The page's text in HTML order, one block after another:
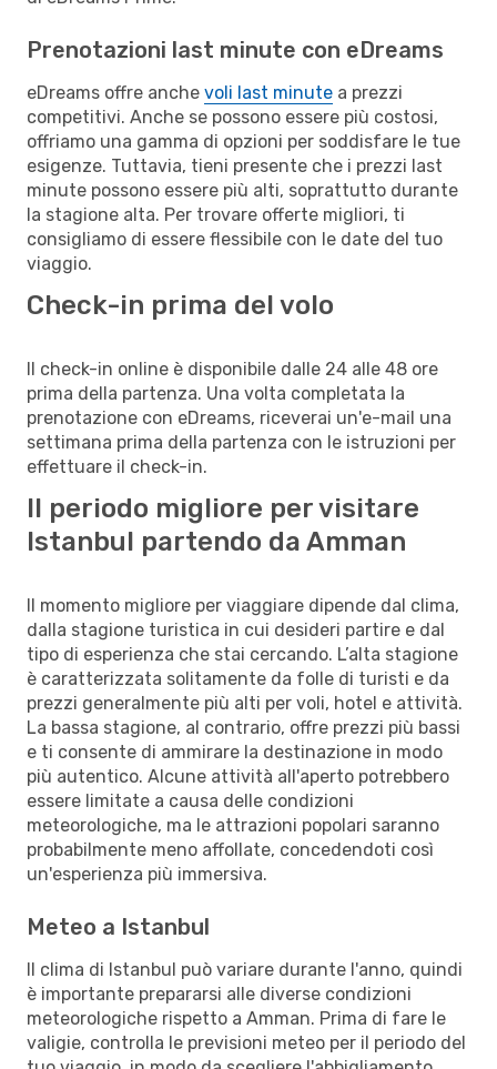
Prenotazioni last minute con eDreams
eDreams offre anche voli last minute a prezzi
competitivi. Anche se possono essere più costosi,
offriamo una gamma di opzioni per soddisfare le tue
esigenze. Tuttavia, tieni presente che i prezzi last
minute possono essere più alti, soprattutto durante
la stagione alta. Per trovare offerte migliori, ti
consigliamo di essere flessibile con le date del tuo
viaggio.
Check-in prima del volo
Il check-in online è disponibile dalle 24 alle 48 ore
prima della partenza. Una volta completata la
prenotazione con eDreams, riceverai un'e-mail una
settimana prima della partenza con le istruzioni per
effettuare il check-in.
Il periodo migliore per visitare
Istanbul partendo da Amman
Il momento migliore per viaggiare dipende dal clima,
dalla stagione turistica in cui desideri partire e dal
tipo di esperienza che stai cercando. L’alta stagione
è caratterizzata solitamente da folle di turisti e da
prezzi generalmente più alti per voli, hotel e attività.
La bassa stagione, al contrario, offre prezzi più bassi
e ti consente di ammirare la destinazione in modo
più autentico. Alcune attività all'aperto potrebbero
essere limitate a causa delle condizioni
meteorologiche, ma le attrazioni popolari saranno
probabilmente meno affollate, concedendoti così
un'esperienza più immersiva.
Meteo a Istanbul
Il clima di Istanbul può variare durante l'anno, quindi
è importante prepararsi alle diverse condizioni
meteorologiche rispetto a Amman. Prima di fare le
valigie, controlla le previsioni meteo per il periodo del